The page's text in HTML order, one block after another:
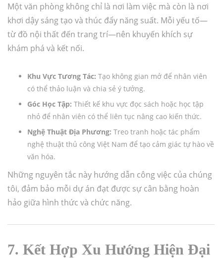
Một văn phòng không chỉ là nơi làm việc mà còn là nơi
khơi dậy sáng tạo và thúc đẩy năng suất. Mỗi yếu tố—
từ đồ nội thất đến trang trí—nên khuyến khích sự
khám phá và kết nối.
Khu Vực Tương Tác: Tạo không gian mở để nhân viên
có thể thảo luận và chia sẻ ý tưởng.
Góc Học Tập: Thiết kế khu vực đọc sách hoặc học tập
nhỏ để nhân viên có thể liên tục nâng cao kiến thức.
Nghệ Thuật Địa Phương: Treo tranh hoặc tác phẩm
nghệ thuật thủ công Việt Nam để tạo cảm giác tự hào về
văn hóa.
Những nguyên tắc này hướng dẫn công việc của chúng
tôi, đảm bảo mỗi dự án đạt được sự cân bằng hoàn
hảo giữa hình thức và chức năng.
7. Kết Hợp Xu Hướng Hiện Đại